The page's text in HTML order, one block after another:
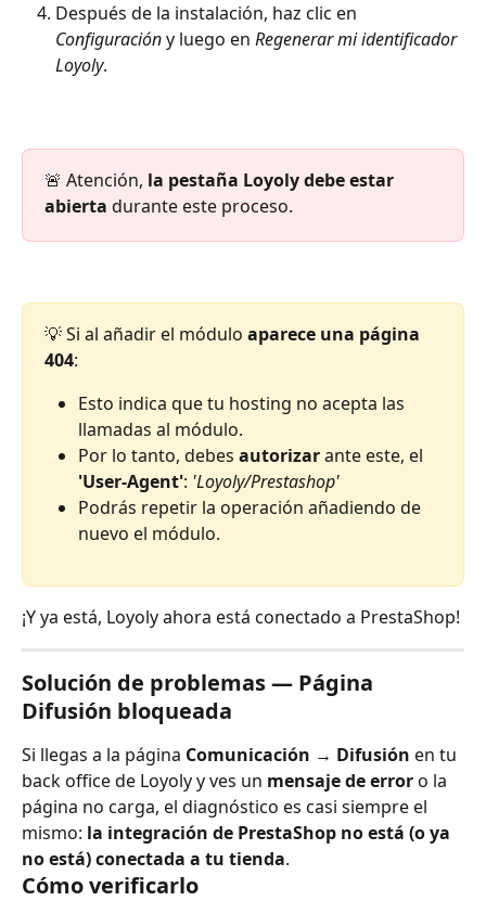
Después de la instalación, haz clic en
Configuración y luego en Regenerar mi identificador
Loyoly.
🚨 Atención, la pestaña Loyoly debe estar
abierta durante este proceso.
💡 Si al añadir el módulo aparece una página
404:
Esto indica que tu hosting no acepta las
llamadas al módulo.
Por lo tanto, debes autorizar ante este, el
'User-Agent': 'Loyoly/Prestashop'
Podrás repetir la operación añadiendo de
nuevo el módulo.
¡Y ya está, Loyoly ahora está conectado a PrestaShop!
Solución de problemas — Página
Difusión bloqueada
Si llegas a la página Comunicación → Difusión en tu
back office de Loyoly y ves un mensaje de error o la
página no carga, el diagnóstico es casi siempre el
mismo: la integración de PrestaShop no está (o ya
no está) conectada a tu tienda.
Cómo verificarlo